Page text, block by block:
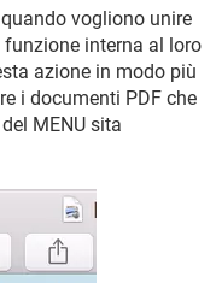
vogliono unire
interna al loro
azione in modo più
i documenti PDF che
MENU sita